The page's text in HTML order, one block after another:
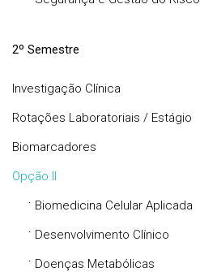
2º Semestre
Investigação Clínica
Rotações Laboratoriais / Estágio
Biomarcadores
Opção II
· Biomedicina Celular Aplicada
· Desenvolvimento Clínico
· Doenças Metabólicas